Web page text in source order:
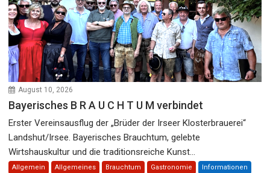
August 10, 2026
Bayerisches B R A U C H T U M verbindet
Erster Vereinsausflug der „Brüder der Irseer Klosterbrauerei“
Landshut/Irsee. Bayerisches Brauchtum, gelebte
Wirtshauskultur und die traditionsreiche Kunst...
Allgemein Allgemeines Brauchtum Gastronomie Informationen